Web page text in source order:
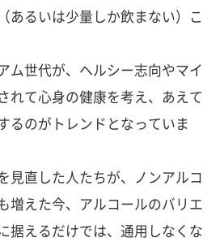
あるいは少量しか飲まない）こ
ム世代が、ヘルシー志向やマイ
れて心身の健康を考え、あえて
るのがトレンドとなっていま
見直した人たちが、ノンアルコ
増えた今、アルコールのバリエ
据えるだけでは、通用しなくな